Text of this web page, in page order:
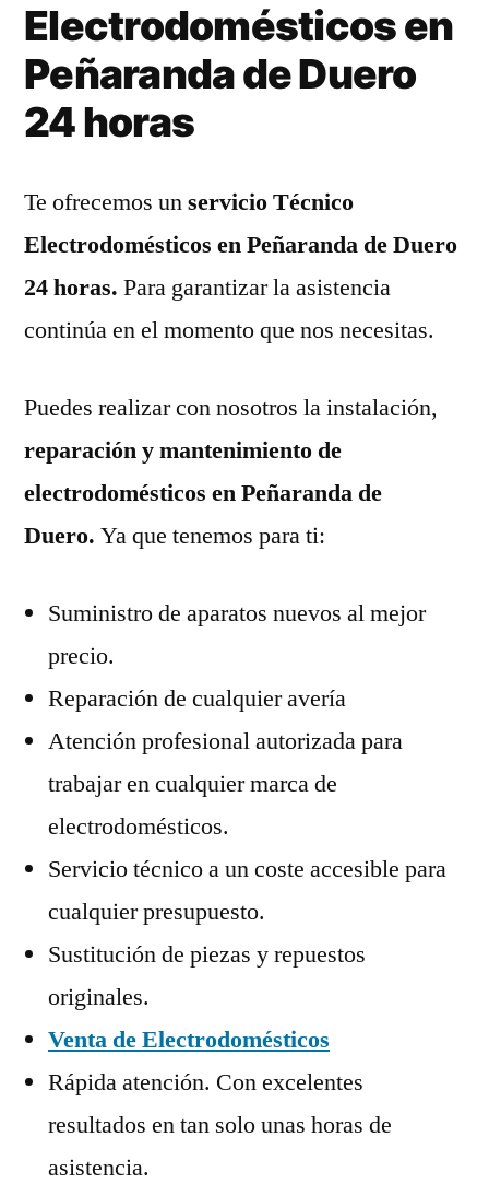
Electrodomésticos en
Peñaranda de Duero
24 horas
Te ofrecemos unservicio Técnico
Electrodomésticos en Peñaranda de Duero
24 horas. Para garantizar la asistencia
continúa en el momento que nos necesitas.
Puedes realizar con nosotros la instalación,
reparación y mantenimiento de
electrodomésticos en Peñaranda de
Duero. Ya que tenemos para ti:
Suministro de aparatos nuevos al mejor
precio.
Reparación de cualquier avería
Atención profesional autorizada para
trabajar en cualquier marca de
electrodomésticos.
Servicio técnico a un coste accesible para
cualquier presupuesto.
Sustitución de piezas y repuestos
originales.
Venta de Electrodomésticos
Rápida atención. Con excelentes
resultados en tan solo unas horas de
asistencia.